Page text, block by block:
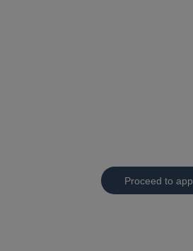
Proceed to app